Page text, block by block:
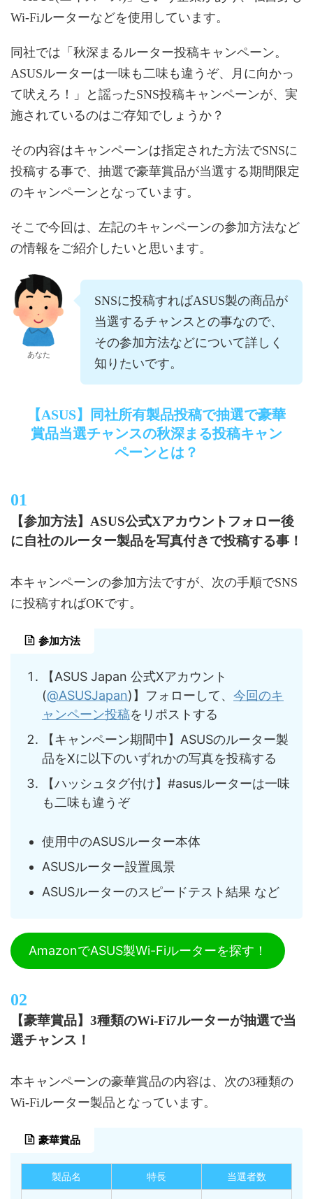
Wi-Fiルーターなどを使用しています。
同社では「秋深まるルーター投稿キャンペーン。
ASUSルーターは一味も二味も違うぞ、月に向かっ
て吠えろ！」と謡ったSNS投稿キャンペーンが、実
施されているのはご存知でしょうか？
その内容はキャンペーンは指定された方法でSNSに
投稿する事で、抽選で豪華賞品が当選する期間限定
のキャンペーンとなっています。
そこで今回は、左記のキャンペーンの参加方法など
の情報をご紹介したいと思います。
あなた
SNSに投稿すればASUS製の商品が
当選するチャンスとの事なので、
その参加方法などについて詳しく
知りたいです。
【ASUS】同社所有製品投稿で抽選で豪華
賞品当選チャンスの秋深まる投稿キャン
ペーンとは？
【参加方法】ASUS公式Xアカウントフォロー後
に自社のルーター製品を写真付きで投稿する事！
本キャンペーンの参加方法ですが、次の手順でSNS
に投稿すればOKです。
参加方法
【ASUS Japan 公式Xアカウント
(@ASUSJapan)】フォローして、 今回のキ
ャンペーン投稿をリポストする
【キャンペーン期間中】ASUSのルーター製
品をXに以下のいずれかの写真を投稿する
【ハッシュタグ付け】#asusルーターは一味
も二味も違うぞ
使用中のASUSルーター本体​
ASUSルーター設置風景​
ASUSルーターのスピードテスト結果 など
AmazonでASUS製Wi-Fiルーターを探す！
【豪華賞品】3種類のWi-Fi7ルーターが抽選で当
選チャンス！
本キャンペーンの豪華賞品の内容は、次の3種類の
Wi-Fiルーター製品となっています。
豪華賞品
製品名 特長 当選者数